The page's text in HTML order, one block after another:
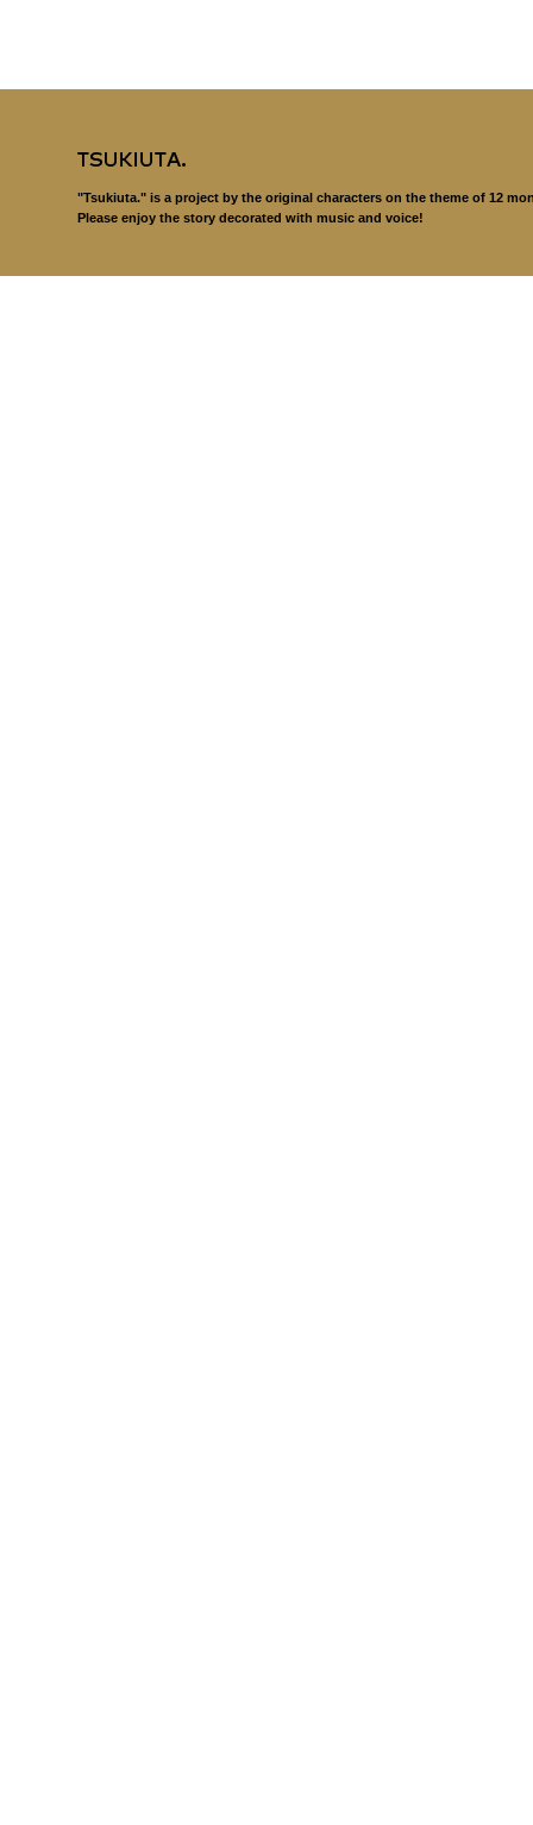
"Tsukiuta." is a project by the original characters on the theme of 12
Please enjoy the story decorated with music and voice!